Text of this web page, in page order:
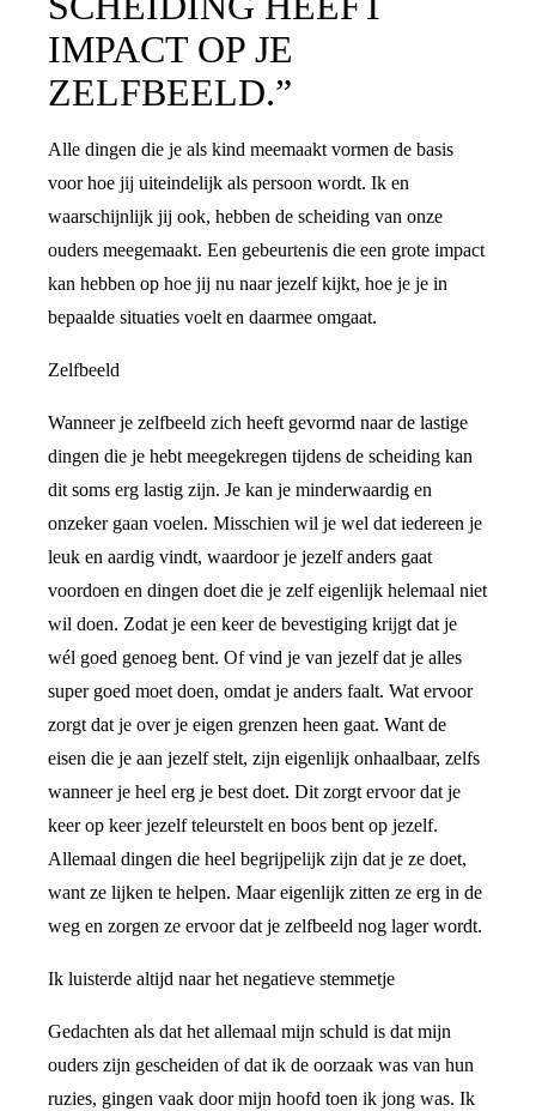
IMPACT OP JE
ZELFBEELD.”
Alle dingen die je als kind meemaakt vormen de basis
voor hoe jij uiteindelijk als persoon wordt. Ik en
waarschijnlijk jij ook, hebben de scheiding van onze
ouders meegemaakt. Een gebeurtenis die een grote impact
kan hebben op hoe jij nu naar jezelf kijkt, hoe je je in
bepaalde situaties voelt en daarmee omgaat.
Zelfbeeld
Wanneer je zelfbeeld zich heeft gevormd naar de lastige
dingen die je hebt meegekregen tijdens de scheiding kan
dit soms erg lastig zijn. Je kan je minderwaardig en
onzeker gaan voelen. Misschien wil je wel dat iedereen je
leuk en aardig vindt, waardoor je jezelf anders gaat
voordoen en dingen doet die je zelf eigenlijk helemaal niet
wil doen. Zodat je een keer de bevestiging krijgt dat je
wél goed genoeg bent. Of vind je van jezelf dat je alles
super goed moet doen, omdat je anders faalt. Wat ervoor
zorgt dat je over je eigen grenzen heen gaat. Want de
eisen die je aan jezelf stelt, zijn eigenlijk onhaalbaar, zelfs
wanneer je heel erg je best doet. Dit zorgt ervoor dat je
keer op keer jezelf teleurstelt en boos bent op jezelf.
Allemaal dingen die heel begrijpelijk zijn dat je ze doet,
want ze lijken te helpen. Maar eigenlijk zitten ze erg in de
weg en zorgen ze ervoor dat je zelfbeeld nog lager wordt.
Ik luisterde altijd naar het negatieve stemmetje
Gedachten als dat het allemaal mijn schuld is dat mijn
ouders zijn gescheiden of dat ik de oorzaak was van hun
ruzies, gingen vaak door mijn hoofd toen ik jong was. Ik